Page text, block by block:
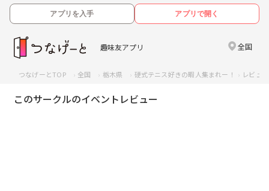
アプリを入手 アプリで開く
趣味友アプリ 全国
つなげーとTOP 全国 栃木県 硬式テニス好きの暇人集まれー！ レビュ
このサークルのイベントレビュー